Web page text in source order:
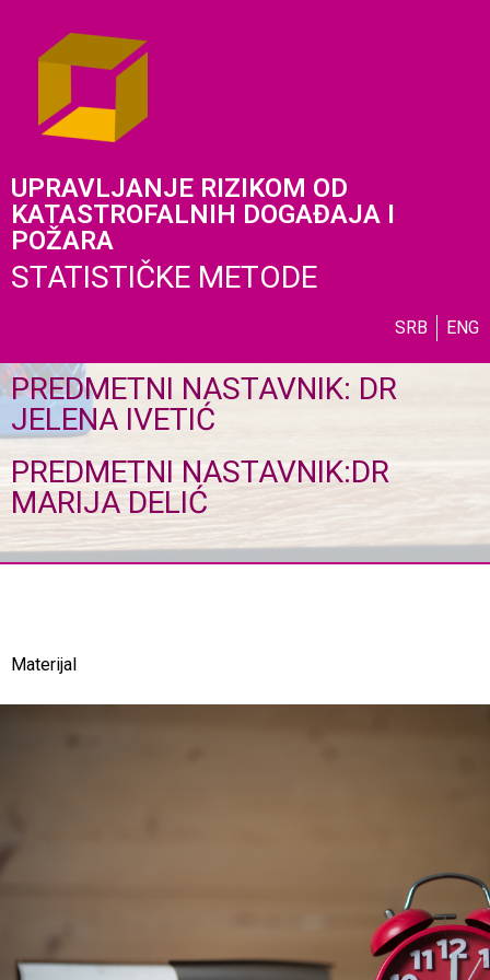
UPRAVLJANJE RIZIKOM OD
KATASTROFALNIH DOGAĐAJA I
POŽARA
STATISTIČKE METODE
SRB ENG
PREDMETNI NASTAVNIK: DR
JELENA IVETIĆ
PREDMETNI NASTAVNIK:DR
MARIJA DELIĆ
Materijal